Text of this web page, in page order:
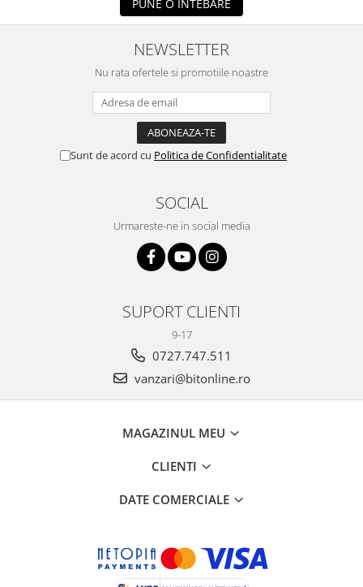
PUNE O INTEBARE
NEWSLETTER
Nu rata ofertele si promotiile noastre
Sunt de acord cu Politica de Confidentialitate
SOCIAL
Urmareste-ne in social media
SUPORT CLIENTI
9-17
0727.747.511
vanzari@bitonline.ro
MAGAZINUL MEU
CLIENTI
DATE COMERCIALE